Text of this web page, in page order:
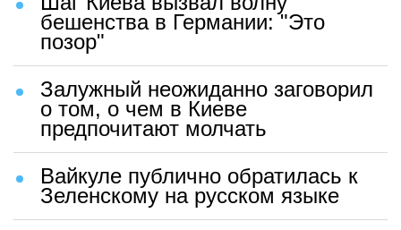
бешенства в Германии: "Это
позор"
Залужный неожиданно заговорил
о том, о чем в Киеве
предпочитают молчать
Вайкуле публично обратилась к
Зеленскому на русском языке